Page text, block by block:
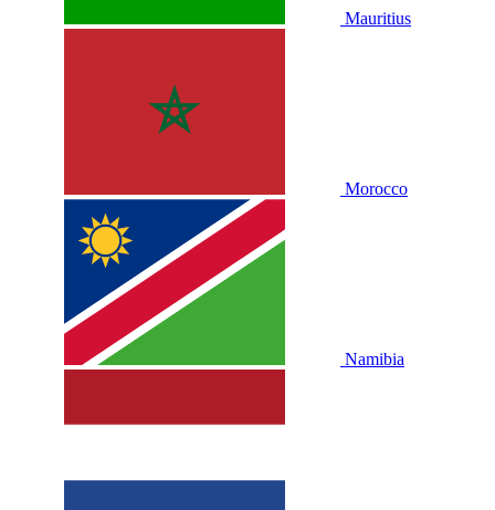
Mauritius
Morocco
Namibia